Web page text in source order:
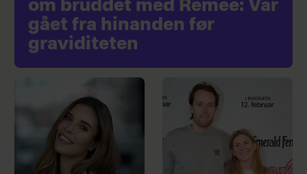
om bruddet med Remee: Var
gået fra hinanden før
graviditeten